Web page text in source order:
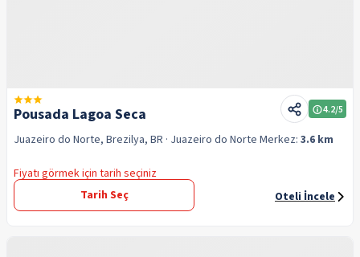
Pousada Lagoa Seca 4.2/5
Juazeiro do Norte, Brezilya, BR · Juazeiro do Norte Merkez: 3.6 km
Fiyatı görmek için tarih seçiniz
Tarih Seç
Oteli İncele